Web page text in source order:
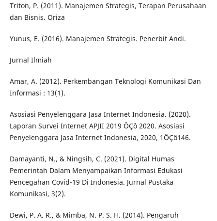
Triton, P. (2011). Manajemen Strategis, Terapan Perusahaan
dan Bisnis. Oriza
Yunus, E. (2016). Manajemen Strategis. Penerbit Andi.
Jurnal Ilmiah
Amar, A. (2012). Perkembangan Teknologi Komunikasi Dan
Informasi : 13(1).
Asosiasi Penyelenggara Jasa Internet Indonesia. (2020).
Laporan Survei Internet APJII 2019 ÔÇô 2020. Asosiasi
Penyelenggara Jasa Internet Indonesia, 2020, 1ÔÇô146.
Damayanti, N., & Ningsih, C. (2021). Digital Humas
Pemerintah Dalam Menyampaikan Informasi Edukasi
Pencegahan Covid-19 Di Indonesia. Jurnal Pustaka
Komunikasi, 3(2).
Dewi, P. A. R., & Mimba, N. P. S. H. (2014). Pengaruh